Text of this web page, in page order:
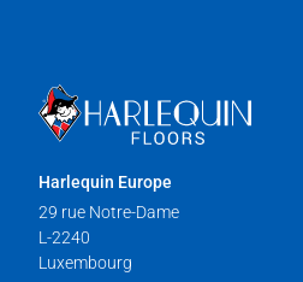
Harlequin Europe
29 rue Notre-Dame
L-2240
Luxembourg